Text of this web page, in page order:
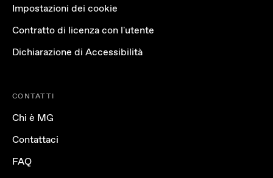
Impostazioni dei cookie
Contratto di licenza con l'utente
Dichiarazione di Accessibilità
CONTATTI
Chi è MG
Contattaci
FAQ